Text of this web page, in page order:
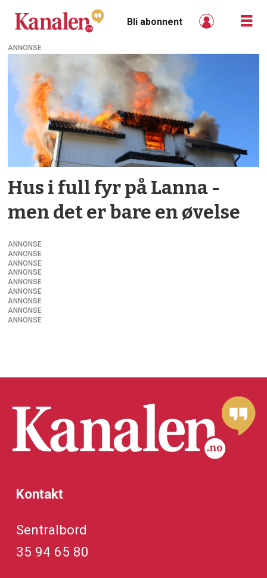
Bli abonnent
Tag:
nedbrenning
ANNONSE
Hus i full fyr på Lanna -
men det er bare en øvelse
ANNONSE
ANNONSE
ANNONSE
ANNONSE
ANNONSE
ANNONSE
ANNONSE
ANNONSE
ANNONSE
Kontakt
Sentralbord
35 94 65 80